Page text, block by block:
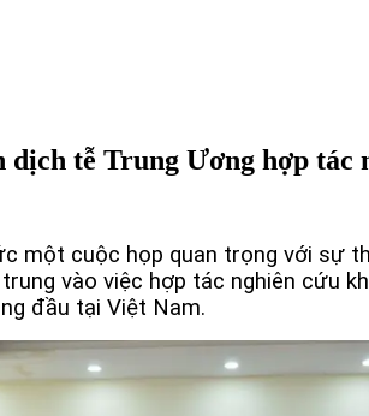
tễ Trung Ương hợp tác
một cuộc họp quan trọng với sự
vào việc hợp tác nghiên cứu
đầu tại Việt Nam.